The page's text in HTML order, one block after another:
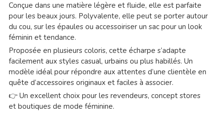
Conçue dans une matière légère et fluide, elle est parfaite
pour les beaux jours. Polyvalente, elle peut se porter autour
du cou, sur les épaules ou accessoiriser un sac pour un look
féminin et tendance.
Proposée en plusieurs coloris, cette écharpe s’adapte
facilement aux styles casual, urbains ou plus habillés. Un
modèle idéal pour répondre aux attentes d’une clientèle en
quête d’accessoires originaux et faciles à associer.
👉 Un excellent choix pour les revendeurs, concept stores
et boutiques de mode féminine.